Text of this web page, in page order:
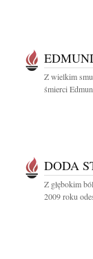
Z wielkim
śmierci
DODA
Z głębokim
2009 roku